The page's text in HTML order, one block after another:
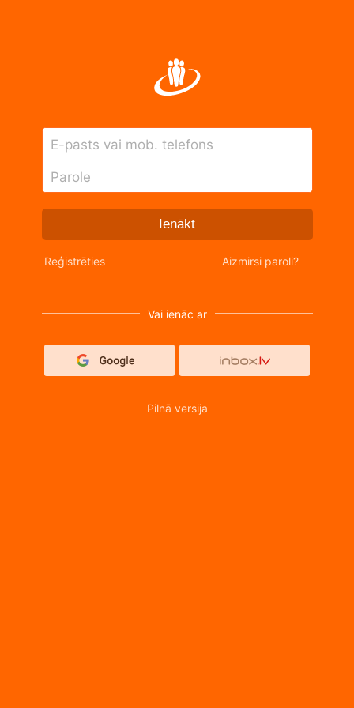
E-pasts vai mob. telefons
Parole
Ienākt
Reģistrēties Aizmirsi paroli?
Vai ienāc ar
Pilnā versija